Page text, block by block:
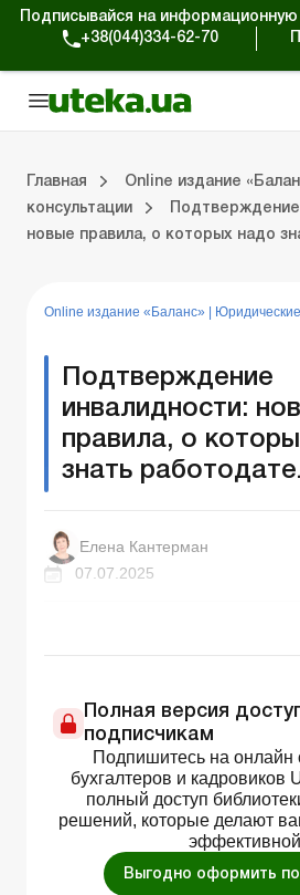
Подписывайся на информационную
+38(044)334-62-70
Главная Online издание
консультации
новые правила, о которых надо
Online издание «Баланс»
Подтверждение
инвалидности:
правила, о
знать
Елена Кантерман
07.07.2025
Полная версия
подписчикам
Подпишитесь на онлайн
бухгалтеров и кадровиков
полный доступ
решений, которые делают
Выгодно оформить